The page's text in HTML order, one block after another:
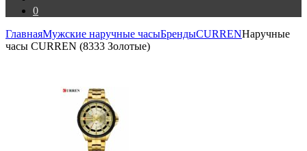
0
ГлавнаяМужские наручные часыБрендыCURRENНаручные
часы CURREN (8333 Золотые)